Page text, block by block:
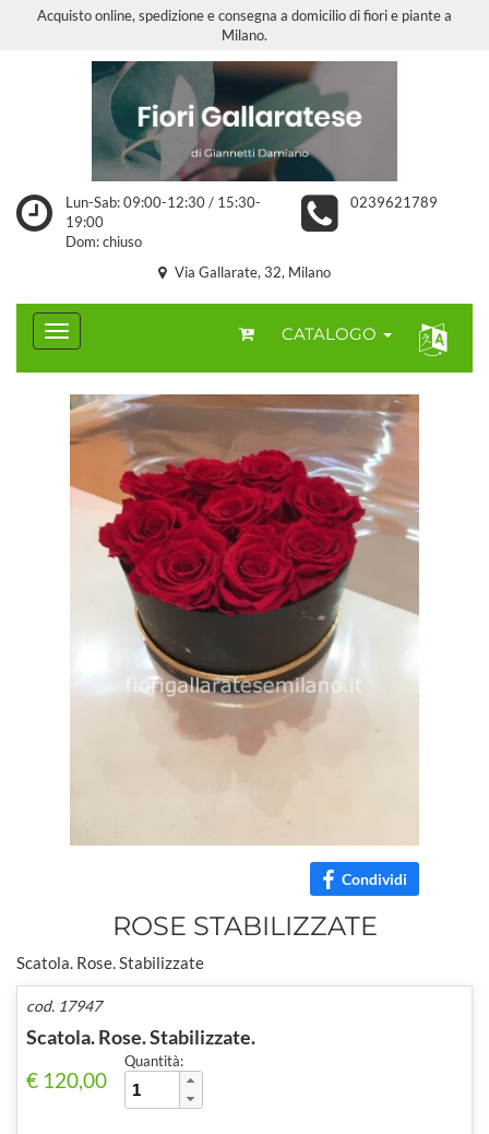
Acquisto online, spedizione e consegna a domicilio di fiori e piante a
Milano.
Lun-Sab: 09:00-12:30 / 15:30-
19:00
Dom: chiuso
0239621789
Via Gallarate, 32, Milano
CATALOGO
Condividi
ROSE STABILIZZATE
Scatola. Rose. Stabilizzate
cod. 17947
Scatola. Rose. Stabilizzate.
€ 120,00
Quantità: